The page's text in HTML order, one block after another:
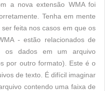
a nova extensão WMA foi
Tenha em mente
feita nos casos em que os
- estão relacionados de
os dados em um arquivo
por outro formato). Este é o
de texto. É difícil imaginar
contendo uma faixa de